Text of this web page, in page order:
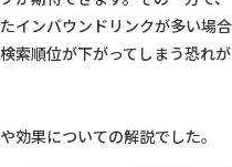
インバウンドリンクが多い場合
索順位が下がってしまう恐れが
効果についての解説でした。